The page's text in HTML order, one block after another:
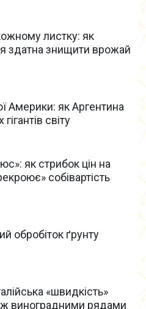
листку: як
здатна знищити врожай
Америки: як Аргентина
світу
як стрибок цін на
собівартість
обробіток ґрунту
«швидкість»
виноградними рядами